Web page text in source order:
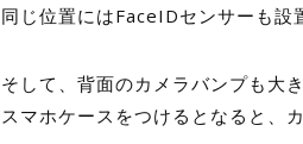
同じ位置にはFaceIDセンサーも設
そして、背面のカメラバンプも大
スマホケースをつけるとなると、